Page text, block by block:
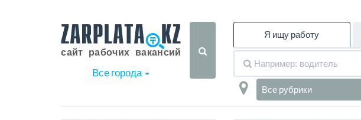
Все города
Я ищу работу
Все рубрики